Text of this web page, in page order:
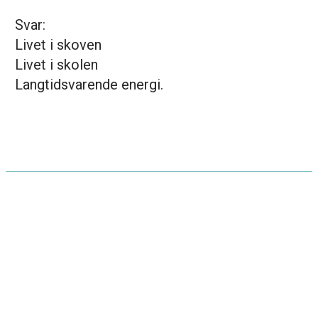
Svar:
Livet i skoven
Livet i skolen
Langtidsvarende energi.